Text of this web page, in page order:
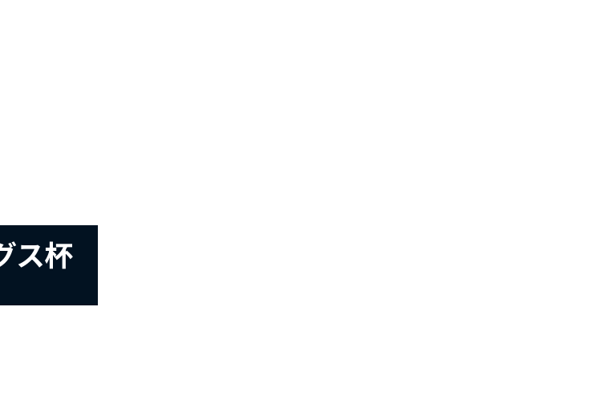
ス杯